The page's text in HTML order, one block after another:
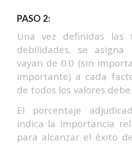
PASO 2:
Una vez definidas las
debilidades, se asigna
vayan de 0.0 (sin
importante) a cada
de todos los valores
El porcentaje
indica la importancia
para alcanzar el éxito